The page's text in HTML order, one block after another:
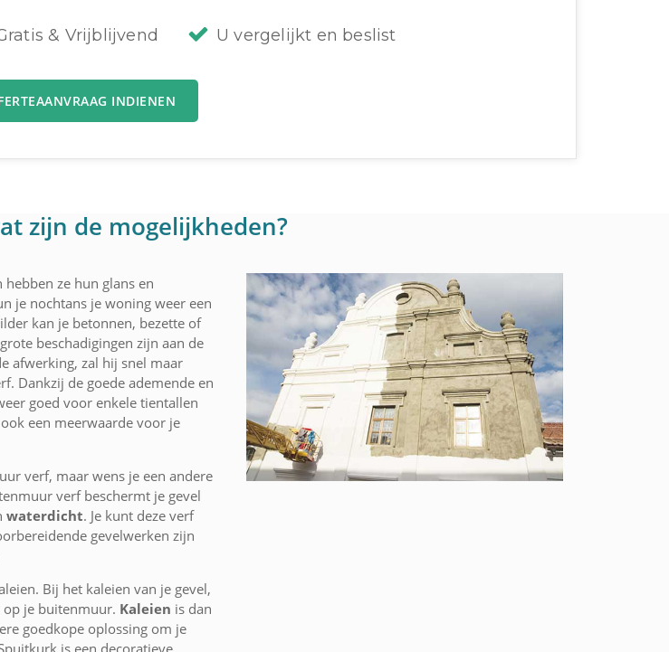
& Vrijblijvend U vergelijkt en beslist
INDIENEN
zijn de mogelijkheden?
ze hun glans en
je nochtans je woning weer een
kan je betonnen, bezette of
beschadigingen zijn aan de
afwerking, zal hij snel maar
Dankzij de goede ademende en
goed voor enkele tientallen
een meerwaarde voor je
verf, maar wens je een andere
verf beschermt je gevel
waterdicht. Je kunt deze verf
gevelwerken zijn
Bij het kaleien van je gevel,
je buitenmuur. Kaleien is dan
goedkope oplossing om je
is een decoratieve